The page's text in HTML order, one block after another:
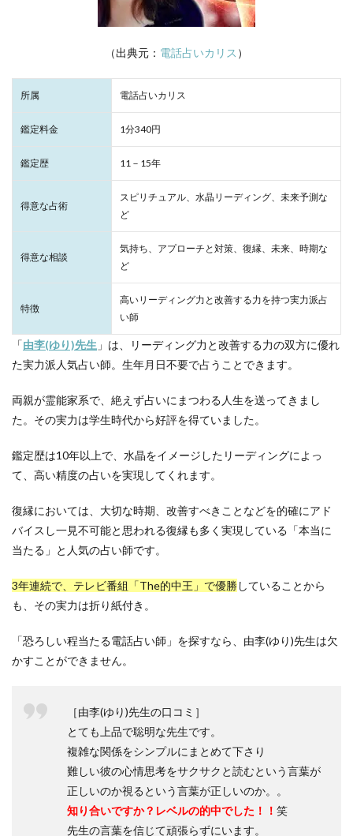
（出典元： 電話占いカリス ）
所属 電話占いカリス
鑑定料金 1分340円
鑑定歴 11－15年
得意な占術
スピリチュアル、水晶リーディング、未来予測な
ど
得意な相談
気持ち、アプローチと対策、復縁、未来、時期な
ど
特徴
高いリーディング力と改善する力を持つ実力派占
い師
「由李(ゆり)先生 」は、リーディング力と改善する力の双方に優れ
た実力派人気占い師。生年月日不要で占うことできます。
両親が霊能家系で、絶えず占いにまつわる人生を送ってきまし
た。その実力は学生時代から好評を得ていました。
鑑定歴は10年以上で、水晶をイメージしたリーディングによっ
て、高い精度の占いを実現してくれます。
復縁においては、大切な時期、改善すべきことなどを的確にアド
バイスし一見不可能と思われる復縁も多く実現している「本当に
当たる」と人気の占い師です。
3年連続で、テレビ番組「The的中王」で優勝していることから
も、その実力は折り紙付き。
「恐ろしい程当たる電話占い師」を探すなら、由李(ゆり)先生は欠
かすことができません。
［由李(ゆり)先生の口コミ］
とても上品で聡明な先生です。
複雑な関係をシンプルにまとめて下さり
難しい彼の心情思考をサクサクと読むという言葉が
正しいのか視るという言葉が正しいのか。。
知り合いですか？レベルの的中でした！！ 笑
先生の言葉を信じて頑張らずにいます。